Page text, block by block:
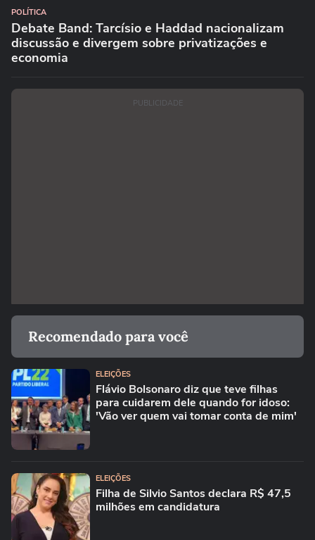
POLÍTICA
Debate Band: Tarcísio e Haddad nacionalizam
discussão e divergem sobre privatizações e
economia
PUBLICIDADE
Recomendado para você
ELEIÇÕES
Flávio Bolsonaro diz que teve filhas
para cuidarem dele quando for idoso:
'Vão ver quem vai tomar conta de mim'
ELEIÇÕES
Filha de Silvio Santos declara R$ 47,5
milhões em candidatura